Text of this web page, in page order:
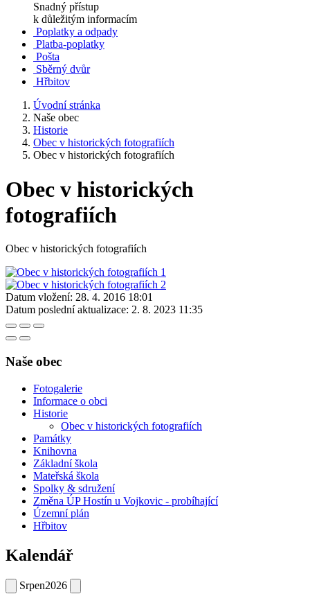
Snadný přístup
k důležitým informacím
Poplatky a odpady
Platba-poplatky
Pošta
Sběrný dvůr
Hřbitov
Úvodní stránka
Naše obec
Historie
Obec v historických fotografiích
Obec v historických fotografiích
Obec v historických
fotografiích
Obec v historických fotografiích
Datum vložení: 28. 4. 2016 18:01
Datum poslední aktualizace: 2. 8. 2023 11:35
Naše obec
Fotogalerie
Informace o obci
Historie
Obec v historických fotografiích
Památky
Knihovna
Základní škola
Mateřská škola
Spolky & sdružení
Změna ÚP Hostín u Vojkovic - probíhající
Územní plán
Hřbitov
Kalendář
Srpen2026